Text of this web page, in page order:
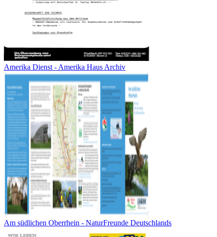
Amerika Dienst - Amerika Haus Archiv
Am südlichen Oberrhein - NaturFreunde Deutschlands